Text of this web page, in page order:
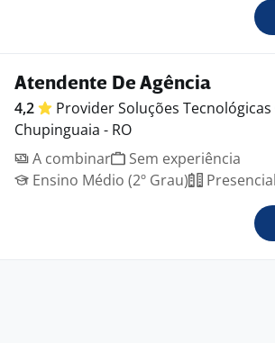
Atendente De Agência
4,2 Provider Soluções Tecnológicas
Chupinguaia - RO
A combinar
Sem experiência
Ensino Médio (2º Grau)
Presencial